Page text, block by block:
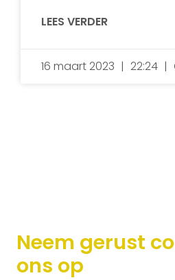
LEES VERDER
16 maart 2023 22:24
Neem gerust
ons op